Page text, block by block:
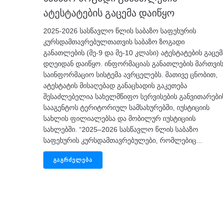
ატესტატების გაცემა დაიწყო
2025-2026 სასწავლო წლის საბაზო საფეხურის
კურსდამთავრებულთათვის საბაზო ზოგადი
განათლების (მე-9 და მე-10 კლასი) ატესტატების
დღეიდან დაიწყო. ინფორმაციას განათლების მართვის
საინფორმაციო სისტემა ავრცელებს. მათივე ცნობით,
ატესტატის მისაღებად განაცხადის გაკეთება
შესაძლებელია სახელმწიფო სერვისების
სააგენტოს ტერიტორიულ სამსახურებში, იუსტიციის
სახლის ფილიალებსა და მობილურ იუსტიციის
სახლებში. “2025–2026 სასწავლო წლის საბაზო
საფეხურის კურსდამთავრებულები, რომლებიც...
ᲒᲐᲒᲠᲫᲔᲚᲔᲑᲐ